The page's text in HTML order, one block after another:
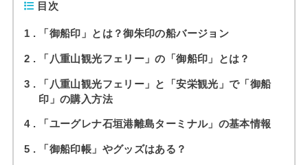
目次
1 「御船印」とは？御朱印の船バージョン
2 「八重山観光フェリー」の「御船印」とは？
3
「八重山観光フェリー」と「安栄観光」で「御船
印」の購入方法
4 「ユーグレナ石垣港離島ターミナル」の基本情報
5 「御船印帳」やグッズはある？